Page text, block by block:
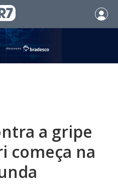
a gripe
começa na